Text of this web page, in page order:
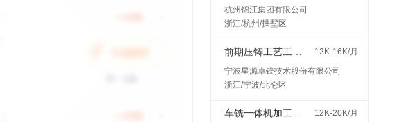
杭州锦江集团有限公司
浙江/杭州/拱墅区
12K-16K/月
宁波星源卓镁技术股份有限公司
浙江/宁波/北仑区
12K-20K/月